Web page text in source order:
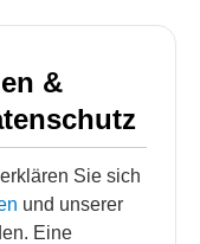
&
Sie sich
und unserer
Eine